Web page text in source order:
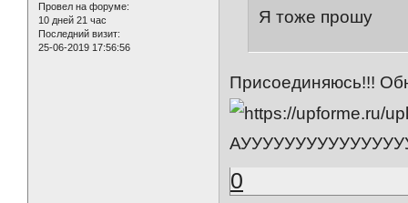
Провел на форуме:
10 дней 21 час
Последний визит:
25-06-2019 17:56:56
Я тоже прошу
Присоединяюсь!!!
0